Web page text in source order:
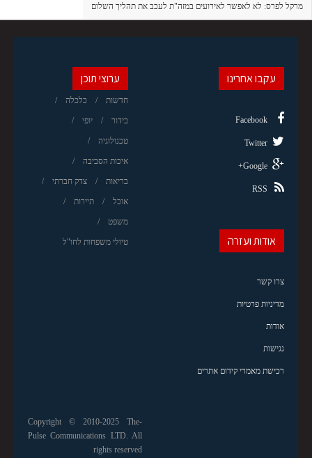
מרקל לפרס: לא לאפשר לאירועים במזה"ת לעכב את תהליך השלום
ערוצי תוכן
חדשות כלכלה
בידור יופי
טכנולוגיה
איכות הסביבה
בריאות צדק חברתי
אוכל תיירות
משפט
טיולי משפחות לחו"ל
עקבו אחרינו
Facebook
Twitter
Google+
RSS
אודות ועזרה
צרו קשר
מדיניות פרטיות
אודות
נגישות
רכישת מאמרי קידום אתרים
Copyright © 2010-2025 The-
Pulse Communications LTD. All
rights reserved